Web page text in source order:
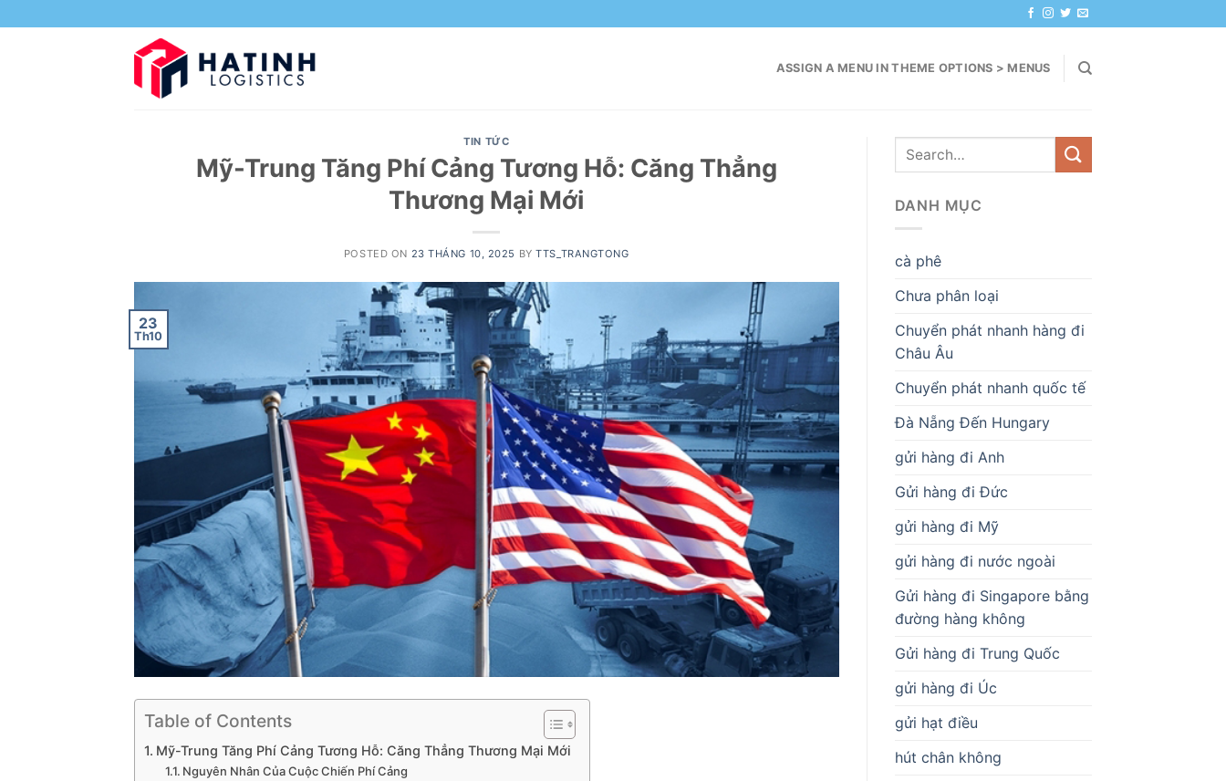
to
ASSIGN A MENU IN THEME OPTIONS > MENUS
TIN TỨC
Mỹ-Trung Tăng Phí Cảng Tương Hỗ: Căng Thẳng
Thương Mại Mới
POSTED ON 23 THÁNG 10, 2025 BYTTS_TRANGTONG
23
Th10
Table of Contents
Mỹ-Trung Tăng Phí Cảng Tương Hỗ: Căng Thẳng Thương Mại Mới
Nguyên Nhân Của Cuộc Chiến Phí Cảng
DANH MỤC
cà phê
Chưa phân loại
Chuyển phát nhanh hàng đi
Châu Âu
Chuyển phát nhanh quốc tế
Đà Nẵng Đến Hungary
gửi hàng đi Anh
Gửi hàng đi Đức
gửi hàng đi Mỹ
gửi hàng đi nước ngoài
Gửi hàng đi Singapore bằng
đường hàng không
Gửi hàng đi Trung Quốc
gửi hàng đi Úc
gửi hạt điều
hút chân không